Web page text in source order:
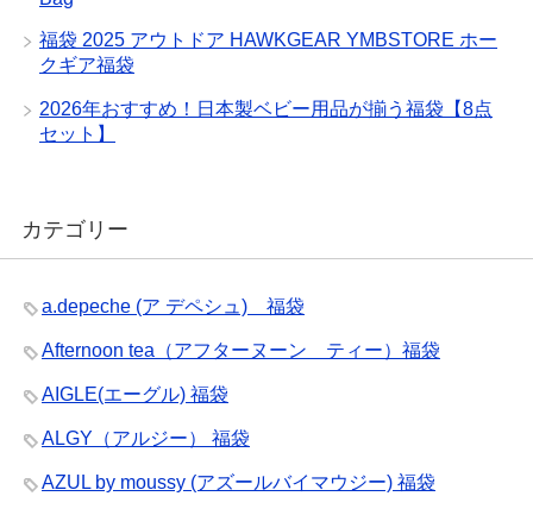
福袋 2025 アウトドア HAWKGEAR YMBSTORE ホー
クギア福袋
2026年おすすめ！日本製ベビー用品が揃う福袋【8点
セット】
カテゴリー
a.depeche (ア デペシュ) 福袋
Afternoon tea（アフターヌーン ティー）福袋
AIGLE(エーグル) 福袋
ALGY（アルジー） 福袋
AZUL by moussy (アズールバイマウジー) 福袋